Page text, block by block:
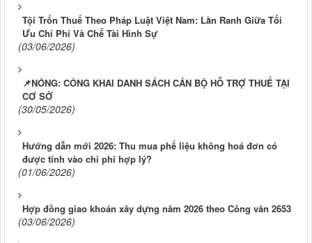
Tội Trốn Thuế Theo Pháp Luật Việt Nam: Lằn Ranh Giữa Tối
Ưu Chi Phí Và Chế Tài Hình Sự
(03/06/2026)
📌NÓNG: CÔNG KHAI DANH SÁCH CÁN BỘ HỖ TRỢ THUẾ TẠI
CƠ SỞ
(30/05/2026)
Hướng dẫn mới 2026: Thu mua phế liệu không hoá đơn có
được tính vào chi phí hợp lý?
(01/06/2026)
Hợp đồng giao khoán xây dựng năm 2026 theo Công văn 2653
(03/06/2026)